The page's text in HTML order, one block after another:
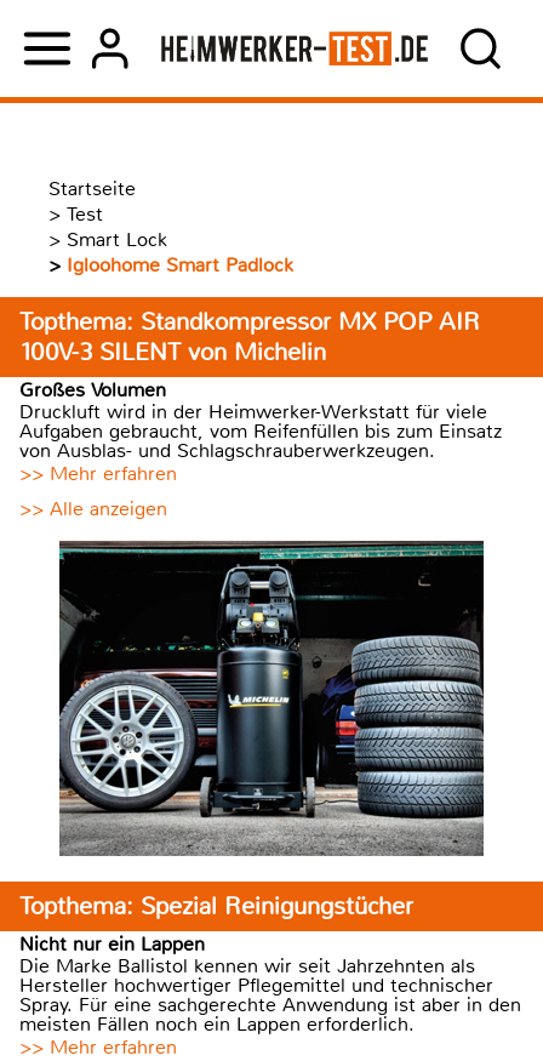
Startseite
> Test
> Smart Lock
> Igloohome Smart Padlock
Topthema: Standkompressor MX POP AIR
100V-3 SILENT von Michelin
Großes Volumen
Druckluft wird in der Heimwerker-Werkstatt für viele
Aufgaben gebraucht, vom Reifenfüllen bis zum Einsatz
von Ausblas- und Schlagschrauberwerkzeugen.
>> Mehr erfahren
>> Alle anzeigen
Topthema: Spezial Reinigungstücher
Nicht nur ein Lappen
Die Marke Ballistol kennen wir seit Jahrzehnten als
Hersteller hochwertiger Pflegemittel und technischer
Spray. Für eine sachgerechte Anwendung ist aber in den
meisten Fällen noch ein Lappen erforderlich.
>> Mehr erfahren